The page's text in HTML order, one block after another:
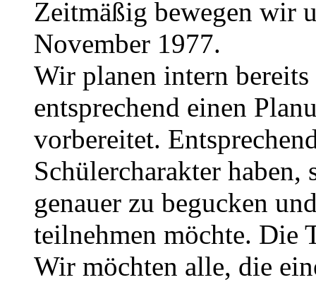
Zeitmäßig bewegen wir
November 1977.
Wir planen intern
entsprechend einen
vorbereitet.
Schülercharakter
genauer zu begucken
teilnehmen möchte. Die
Wir möchten alle, die